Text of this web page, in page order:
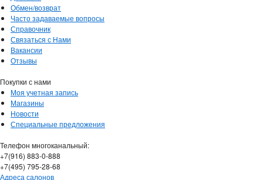
Обмен/возврат
Часто задаваемые вопросы
Справочник
Связаться с Нами
Вакансии
Отзывы
Покупки с нами
Моя учетная запись
Магазины
Новости
Специальные предложения
Телефон многоканальный:
+7(916) 883-0-888
+7(495) 795-28-68
Адреса салонов